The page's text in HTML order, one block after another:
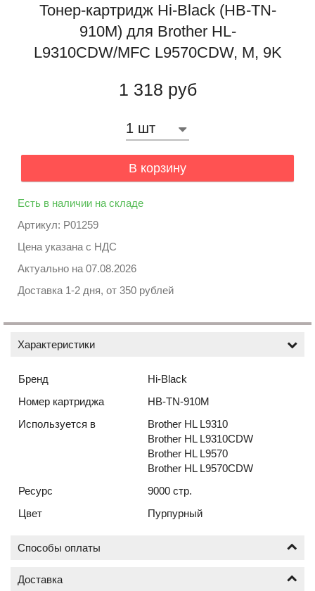
Тонер-картридж Hi-Black (HB-TN-
910M) для Brother HL-
L9310CDW/MFC L9570CDW, M, 9K
1 318 руб
В корзину
Есть в наличии на складе
Артикул: P01259
Цена указана с НДС
Актуально на 07.08.2026
Доставка 1-2 дня, от 350 рублей
Характеристики
Бренд
Hi-Black
Номер картриджа
HB-TN-910M
Используется в
Brother HL L9310
Brother HL L9310CDW
Brother HL L9570
Brother HL L9570CDW
Ресурс
9000 стр.
Цвет
Пурпурный
Способы оплаты
Оплата по безналичному расчёту (счёт с НДС)
Доставка